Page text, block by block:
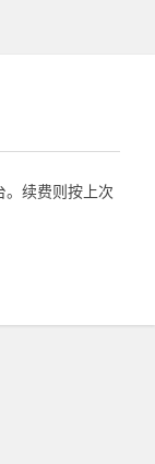
。续费则按上次